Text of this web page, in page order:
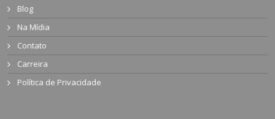
Blog
Na Mídia
Contato
Carreira
Política de Privacidade